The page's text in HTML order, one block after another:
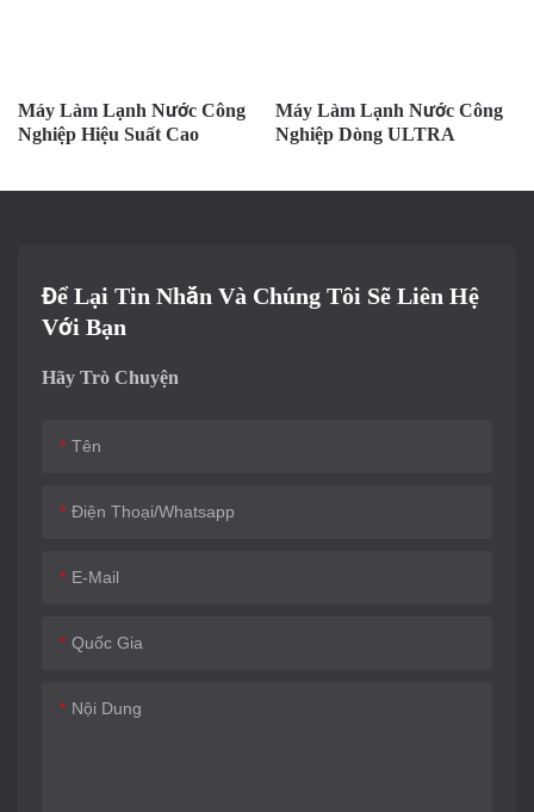
Máy Làm Lạnh Nước Công
Nghiệp Dòng ULTRA
Máy Làm Lạnh Không Khí
Công Nghiệp Dòng ULTRA
Để Lại Tin Nhắn Và Chúng Tôi Sẽ Liên Hệ
Với Bạn
Hãy Trò Chuyện
Tên
Điện Thoại/whatsapp
E-Mail
Quốc Gia
Nội Dung